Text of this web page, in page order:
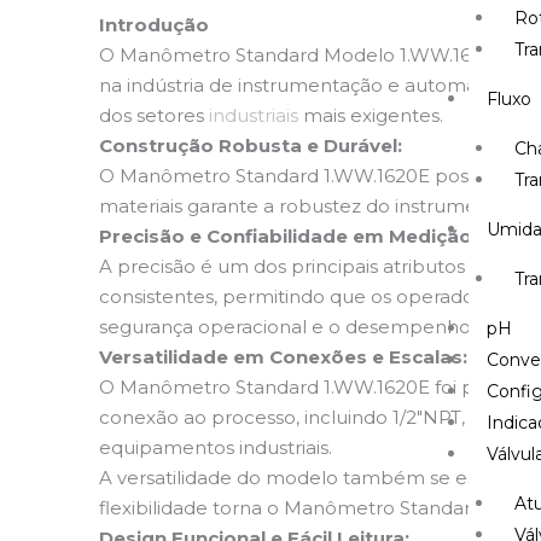
Fluxo
pH
Introdução
O Manômetro Standard Modelo 1.WW.1620E
na indústria de instrumentação e automação,
dos setores industriais mais exigentes.
Construção Robusta e Durável:
O Manômetro Standard 1.WW.1620E possui
materiais garante a robustez do instrumento,
Precisão e Confiabilidade em Medição:
A precisão é um dos principais atributos do
consistentes, permitindo que os operadores
segurança operacional e o desempenho
Versatilidade em Conexões e Escalas:
O Manômetro Standard 1.WW.1620E foi
conexão ao processo, incluindo 1/2″NPT, 1/
equipamentos industriais.
A versatilidade do modelo também se estende
flexibilidade torna o Manômetro Standard